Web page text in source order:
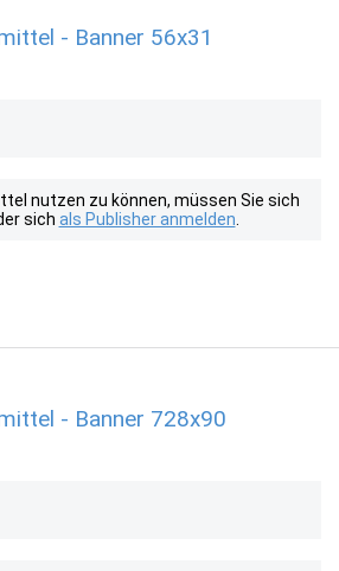
- Banner 56x31
nutzen zu können, müssen Sie sich
sich als Publisher anmelden
- Banner 728x90